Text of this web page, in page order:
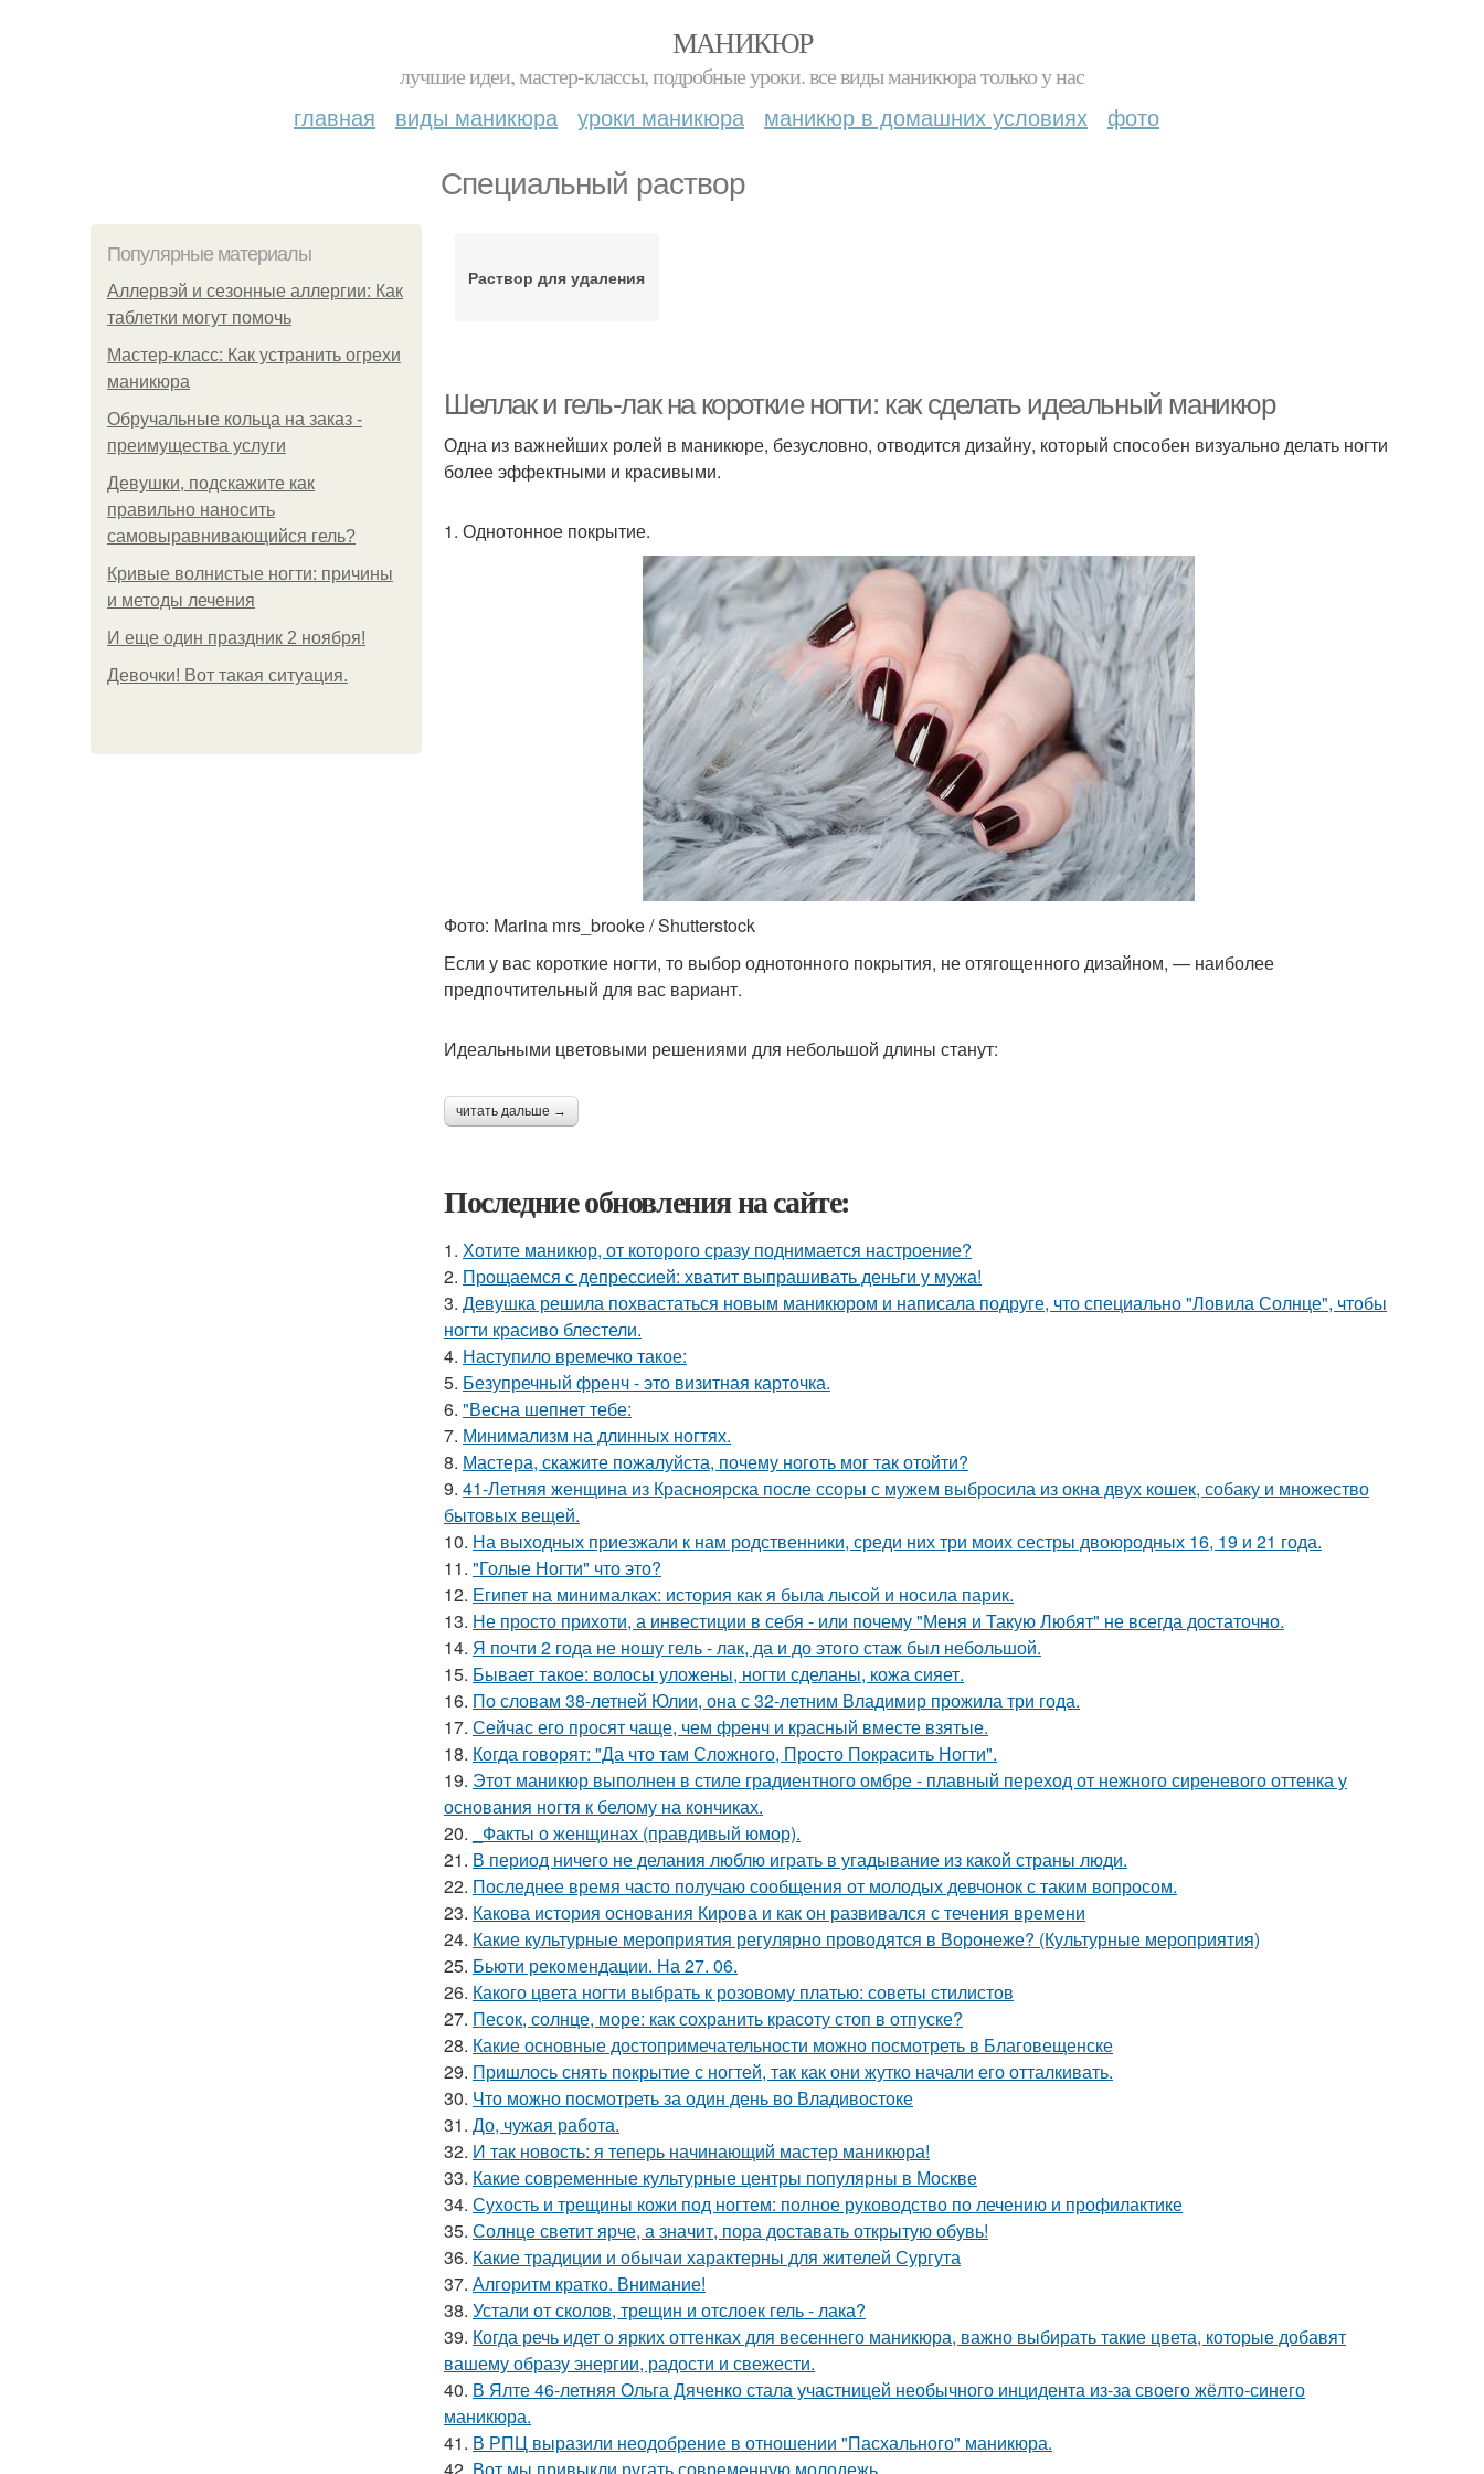
МАНИКЮР
лучшие идеи, мастер-классы, подробные уроки. все виды маникюра только у нас
главная виды маникюра уроки маникюра маникюр в домашних условиях фото
Специальный раствор
Популярные материалы
Аллервэй и сезонные аллергии: Как
таблетки могут помочь
Мастер-класс: Как устранить огрехи
маникюра
Обручальные кольца на заказ -
преимущества услуги
Девушки, подскажите как
правильно наносить
самовыравнивающийся гель?
Кривые волнистые ногти: причины
и методы лечения
И еще один праздник 2 ноября!
Девочки! Вот такая ситуация.
Раствор для удаления
Шеллак и гель-лак на короткие ногти: как сделать идеальный маникюр
Одна из важнейших ролей в маникюре, безусловно, отводится дизайну, который способен визуально делать ногти
более эффектными и красивыми.
1. Однотонное покрытие.
Фото: Marina mrs_brooke / Shutterstock
Если у вас короткие ногти, то выбор однотонного покрытия, не отягощенного дизайном, — наиболее
предпочтительный для вас вариант.
Идеальными цветовыми решениями для небольшой длины станут:
читать дальше →
Последние обновления на сайте:
1. Хотите маникюр, от которого сразу поднимается настроение?
2. Прощаемся с депрессией: хватит выпрашивать деньги у мужа!
3. Дeвушка решила похвастаться новым маникюром и написала подруге, что специально "Ловила Солнце", чтобы
ногти красиво блeстели.
4. Наступило времечко такое:
5. Безупречный френч - это визитная карточка.
6. "Весна шепнет тебе:
7. Минимализм на длинных ногтях.
8. Мастера, скажите пожалуйста, почему ноготь мог так отойти?
9. 41-Летняя женщина из Красноярска после ссоры с мужем выбросила из окна двух кошек, собаку и множество
бытовых вещей.
10. На выходных приезжали к нам родственники, среди них три моих сестры двоюродных 16, 19 и 21 года.
11. "Голые Ногти" что это?
12. Египет на минималках: история как я была лысой и носила парик.
13. Не просто прихоти, а инвестиции в себя - или почему "Меня и Такую Любят" не всегда достаточно.
14. Я почти 2 года не ношу гель - лак, да и до этого стаж был небольшой.
15. Бывает такое: волосы уложены, ногти сделаны, кожа сияет.
16. По словам 38-летней Юлии, она с 32-летним Владимир прожила три года.
17. Сейчас его просят чаще, чем френч и красный вместе взятые.
18. Когда говорят: "Да что там Сложного, Просто Покрасить Ногти".
19. Этот маникюр выполнен в стиле градиентного омбре - плавный переход от нежного сиреневого оттенка у
основания ногтя к белому на кончиках.
20.
_Факты о женщинах (правдивый юмор).
21. В период ничего не делания люблю играть в угадывание из какой страны люди.
22. Последнее время часто получаю сообщения от молодых девчонок с таким вопросом.
23. Какова история основания Кирова и как он развивался с течения времени
24. Какие культурные мероприятия регулярно проводятся в Воронеже? (Культурные мероприятия)
25. Бьюти рекомендации. На 27. 06.
26. Какого цвета ногти выбрать к розовому платью: советы стилистов
27. Песок, солнце, море: как сохранить красоту стоп в отпуске?
28. Какие основные достопримечательности можно посмотреть в Благовещенске
29. Пришлось снять покрытие с ногтей, так как они жутко начали его отталкивать.
30. Что можно посмотреть за один день во Владивостоке
31. До, чужая работа.
32. И так новость: я теперь начинающий мастер маникюра!
33. Какие современные культурные центры популярны в Москве
34. Сухость и трещины кожи под ногтем: полное руководство по лечению и профилактике
35. Солнце светит ярче, а значит, пора доставать открытую обувь!
36. Какие традиции и обычаи характерны для жителей Сургута
37. Алгоритм кратко. Внимание!
38. Устали от сколов, трещин и отслоек гель - лака?
39. Когда речь идет о ярких оттенках для весеннего маникюра, важно выбирать такие цвета, которые добавят
вашему образу энергии, радости и свежести.
40. В Ялте 46-летняя Ольга Дяченко стала участницей необычного инцидента из-за своего жёлто-синего
маникюра.
41. В РПЦ выразили неодобрение в отношении "Пасхального" маникюра.